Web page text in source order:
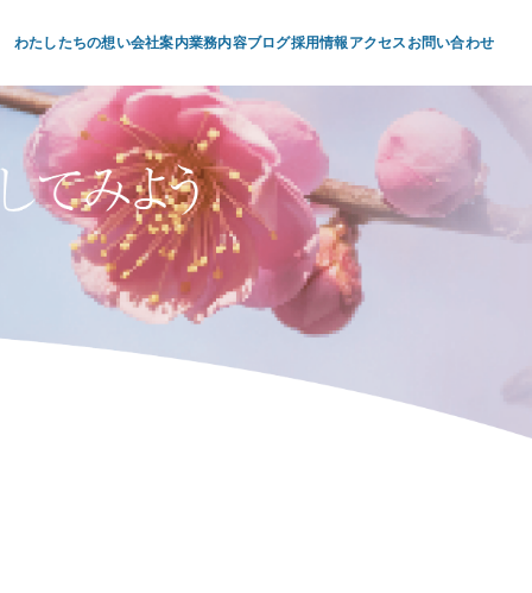
わたしたちの想い会社案内業務内容ブログ採用情報 アクセス お問い合わせ